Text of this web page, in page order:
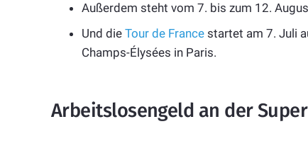
Außerdem steht vom 7. bis zum 12.
Und die Tour de Francestartet am 7. Juli
Champs-Élysées in Paris.
Arbeitslosengeld an der